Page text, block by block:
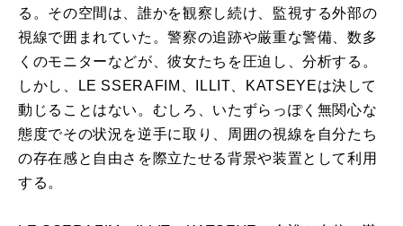
る。その空間は、誰かを観察し続け、監視する外部の
視線で囲まれていた。警察の追跡や厳重な警備、数多
くのモニターなどが、彼女たちを圧迫し、分析する。
しかし、LE SSERAFIM、ILLIT、KATSEYEは決して
動じることはない。むしろ、いたずらっぽく無関心な
態度でその状況を逆手に取り、周囲の視線を自分たち
の存在感と自由さを際立たせる背景や装置として利用
する。